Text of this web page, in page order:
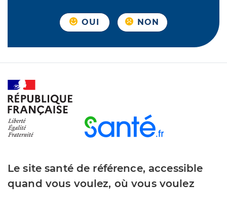
OUI NON
Le site santé de référence, accessible
quand vous voulez, où vous voulez